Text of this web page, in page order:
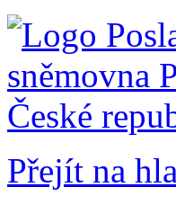
Přejít na